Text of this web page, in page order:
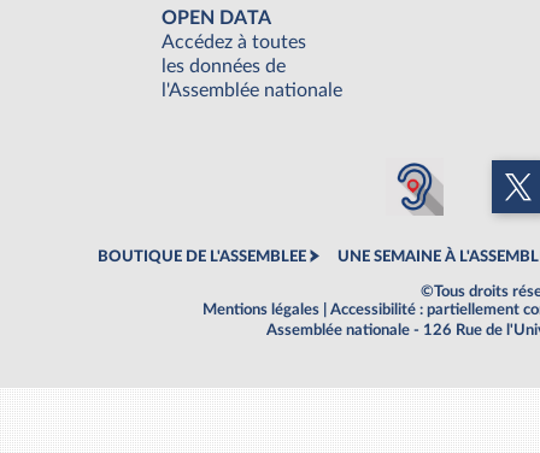
OPEN DATA
Accédez à toutes
les données de
l'Assemblée nationale
BOUTIQUE DE L'ASSEMBLEE UNE SEMAINE À
©Tous droits
Mentions légales
Accessibilité : partiellement
Assemblée nationale - 126 Rue de